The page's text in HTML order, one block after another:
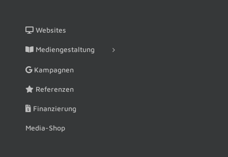
Websites
Mediengestaltung
Kampagnen
Referenzen
Finanzierung
Media-Shop